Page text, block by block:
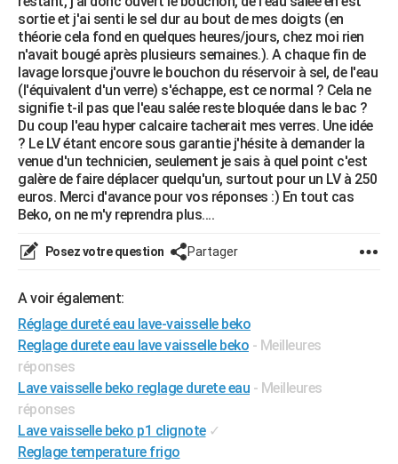
sortie et j'ai senti le sel dur au bout de mes doigts (en
théorie cela fond en quelques heures/jours, chez moi rien
n'avait bougé après plusieurs semaines.). A chaque fin de
lavage lorsque j'ouvre le bouchon du réservoir à sel, de l'eau
(l'équivalent d'un verre) s'échappe, est ce normal ? Cela ne
signifie t-il pas que l'eau salée reste bloquée dans le bac ?
Du coup l'eau hyper calcaire tacherait mes verres. Une idée
? Le LV étant encore sous garantie j'hésite à demander la
venue d'un technicien, seulement je sais à quel point c'est
galère de faire déplacer quelqu'un, surtout pour un LV à 250
euros. Merci d'avance pour vos réponses :) En tout cas
Beko, on ne m'y reprendra plus....
Posez votre question Partager
A voir également:
Réglage dureté eau lave-vaisselle beko
Reglage durete eau lave vaisselle beko - Meilleures
réponses
Lave vaisselle beko reglage durete eau - Meilleures
réponses
Lave vaisselle beko p1 clignote ✓
Reglage temperature frigo